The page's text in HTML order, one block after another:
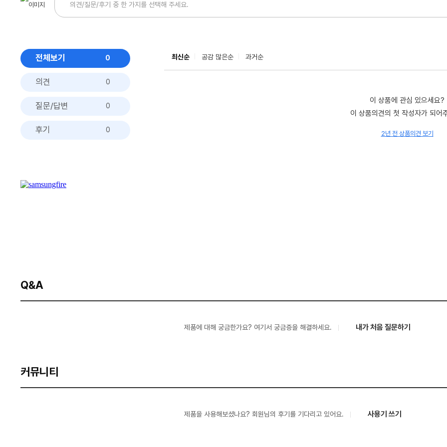
전체보기 0
의견 0
질문/답변 0
후기 0
최신순 공감 많은순 과거순
이 상품에 관심 있으세요?
이 상품의견의 첫 작성자가 되어
2년 전 상품의견 보기
Q&A
제품에 대해 궁금한가요? 여기서 궁금증을 해결하세요. 내가 처음 질문하기
커뮤니티
제품을 사용해보셨나요? 회원님의 후기를 기다리고 있어요. 사용기 쓰기